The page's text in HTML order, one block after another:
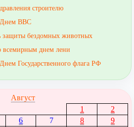
строителю
Днем ВВС
защиты бездомных животных
всемирным днем лени
Государственного флага РФ
Август
1
2
6 7 8
9